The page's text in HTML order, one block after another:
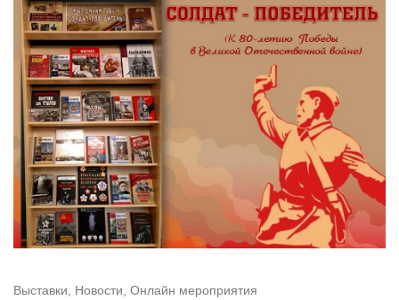
Выставки, Новости, Онлайн мероприятия